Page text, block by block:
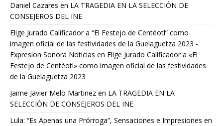
Daniel Cazares en LA TRAGEDIA EN LA SELECCIÓN DE
CONSEJEROS DEL INE
Elige Jurado Calificador a “El Festejo de Centéotl” como
imagen oficial de las festividades de la Guelaguetza 2023 -
Expresion Sonora Noticias en Elige Jurado Calificador a «El
Festejo de Centéotl» como imagen oficial de las festividades
de la Guelaguetza 2023
Jaime Javier Melo Martinez en LA TRAGEDIA EN LA
SELECCIÓN DE CONSEJEROS DEL INE
Lula: “Es Apenas una Prórroga”, Sensaciones e Impresiones en